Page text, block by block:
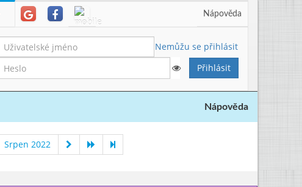
Nápověda
Nemůžu se přihlásit
Nápověda
Srpen 2022